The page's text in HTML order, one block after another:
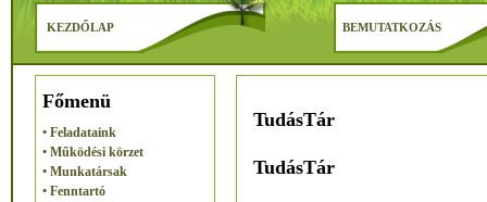
KEZDŐLAP BEMUTATKOZÁS
Főmenü
• Feladataink
• Működési körzet
• Munkatársak
• Fenntartó
TudásTár
TudásTár